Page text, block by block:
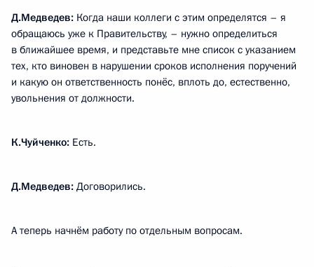
Д.Медведев: Когда наши коллеги с этим определятся – я
обращаюсь уже к Правительству, – нужно определиться
в ближайшее время, и представьте мне список с указанием
тех, кто виновен в нарушении сроков исполнения поручений
и какую он ответственность понёс, вплоть до, естественно,
увольнения от должности.
К.Чуйченко: Есть.
Д.Медведев: Договорились.
А теперь начнём работу по отдельным вопросам.